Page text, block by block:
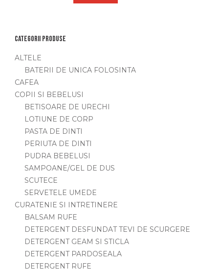
Categorii produse
ALTELE
BATERII DE UNICA FOLOSINTA
CAFEA
COPII SI BEBELUSI
BETISOARE DE URECHI
LOTIUNE DE CORP
PASTA DE DINTI
PERIUTA DE DINTI
PUDRA BEBELUSI
SAMPOANE/GEL DE DUS
SCUTECE
SERVETELE UMEDE
CURATENIE SI INTRETINERE
BALSAM RUFE
DETERGENT DESFUNDAT TEVI DE SCURGERE
DETERGENT GEAM SI STICLA
DETERGENT PARDOSEALA
DETERGENT RUFE